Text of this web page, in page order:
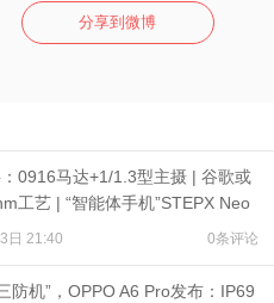
分享到微博
0916马达+1/1.3型主摄 | 谷歌或
工艺 | “智能体手机”STEPX Neo
日 21:40 0条评论
防机”，OPPO A6 Pro发布：IP69